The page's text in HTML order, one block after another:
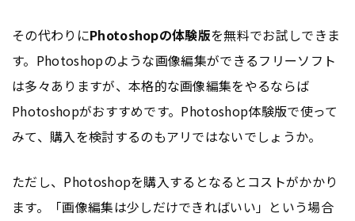
その代わりにPhotoshopの体験版を無料でお試しできま
す。Photoshopのような画像編集ができるフリーソフト
は多々ありますが、本格的な画像編集をやるならば
Photoshopがおすすめです。Photoshop体験版で使って
みて、購入を検討するのもアリではないでしょうか。
ただし、Photoshopを購入するとなるとコストがかかり
ます。「画像編集は少しだけできればいい」という場合